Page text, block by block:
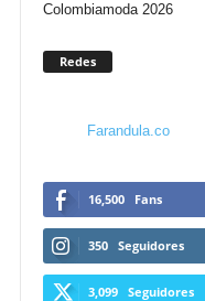
Colombiamoda 2026
Redes
Farandula.co
16,500 Fans
350 Seguidores
3,099 Seguidores